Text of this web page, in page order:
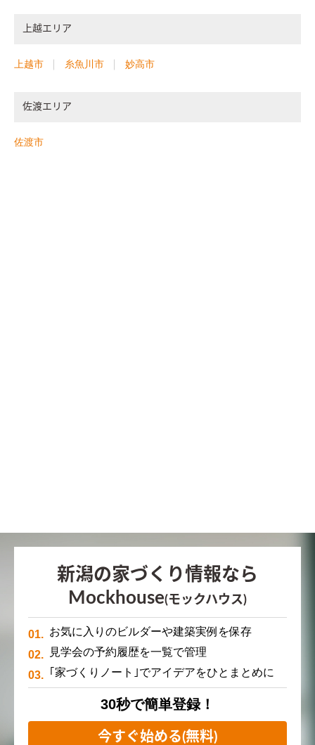
上越エリア
上越市 糸魚川市 妙高市
佐渡エリア
佐渡市
新潟の家づくり情報なら
Mockhouse(モックハウス)
お気に入りのビルダーや建築実例を保存
見学会の予約履歴を一覧で管理
｢家づくりノート｣でアイデアをひとまとめに
30秒で簡単登録！
今すぐ始める(無料)